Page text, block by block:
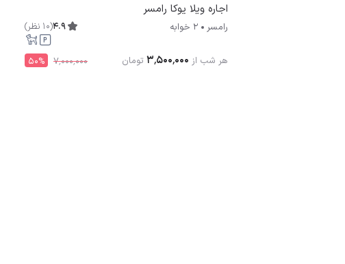
اجاره ویلا یوکا رامسر
رامسر 2 خوابه 4.9
(
10 نظر)
۷٬۰۰۰٬۰۰۰ 50% هر شب از ۳٬۵۰۰٬۰۰۰ تومان